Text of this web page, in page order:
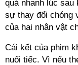
quá nhanh lúc
sự thay đổi chóng
của hai nhân vật
Cái kết của phim
nuối tiếc. Vì nếu